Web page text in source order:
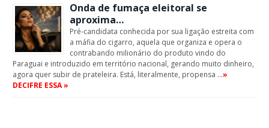
Onda de fumaça eleitoral se
aproxima…
Pré-candidata conhecida por sua ligação estreita com
a máfia do cigarro, aquela que organiza e opera o
contrabando milionário do produto vindo do
Paraguai e introduzido em território nacional, gerando muito dinheiro,
agora quer subir de prateleira. Está, literalmente, propensa …»
DECIFRE ESSA »